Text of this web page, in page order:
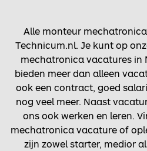
Alle monteur
Technicum.nl. Je kunt op
mechatronica vacatures in
bieden meer dan alleen
ook een contract, goed
nog veel meer. Naast
ons ook werken en leren.
mechatronica vacature of
zijn zowel starter, medior